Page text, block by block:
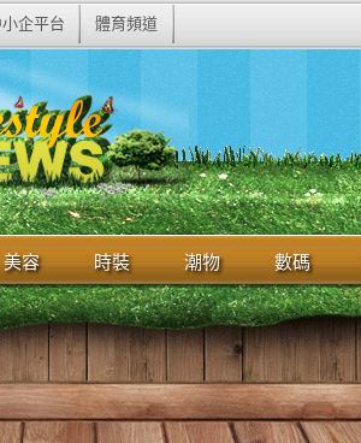
小企平台 體育頻道
美容 時裝 潮物 數碼